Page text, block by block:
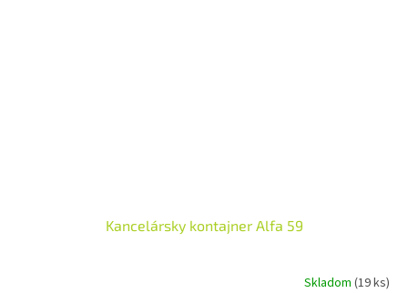
Kancelársky kontajner Alfa 59
Skladom (19 ks)